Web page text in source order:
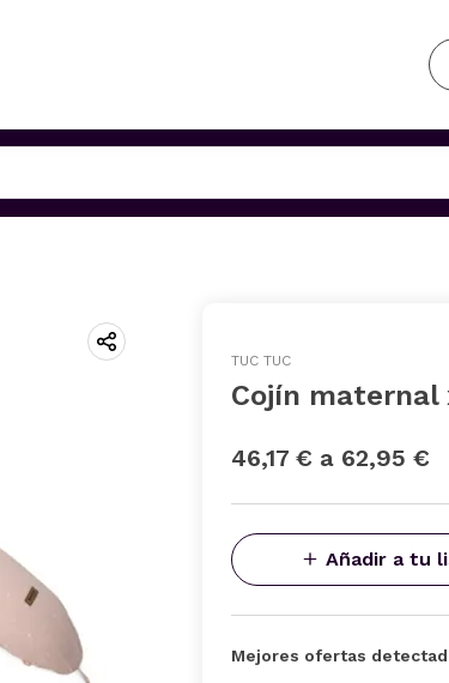
TUC TUC
Cojín maternal
46,17 € a 62,95 €
Añadir a tu
Mejores ofertas